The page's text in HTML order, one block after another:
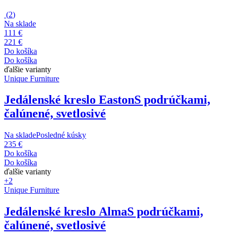
(2)
Na sklade
111 €
221 €
Do košíka
Do košíka
ďalšie varianty
Unique Furniture
Jedálenské kreslo EastonS podrúčkami,
čalúnené, svetlosivé
Na skladePosledné kúsky
235 €
Do košíka
Do košíka
ďalšie varianty
+2
Unique Furniture
Jedálenské kreslo AlmaS podrúčkami,
čalúnené, svetlosivé